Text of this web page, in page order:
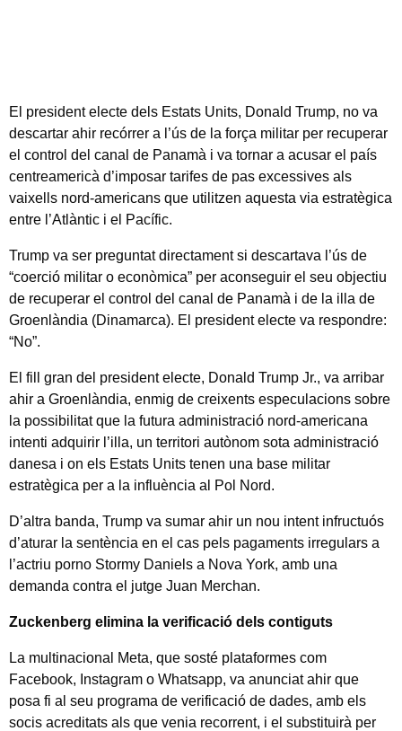
El president electe dels Estats Units, Donald Trump, no va
descartar ahir recórrer a l’ús de la força militar per recuperar
el control del canal de Panamà i va tornar a acusar el país
centreamericà d’imposar tarifes de pas excessives als
vaixells nord-americans que utilitzen aquesta via estratègica
entre l’Atlàntic i el Pacífic.
Trump va ser preguntat directament si descartava l’ús de
“coerció militar o econòmica” per aconseguir el seu objectiu
de recuperar el control del canal de Panamà i de la illa de
Groenlàndia (Dinamarca). El president electe va respondre:
“No”.
El fill gran del president electe, Donald Trump Jr., va arribar
ahir a Groenlàndia, enmig de creixents especulacions sobre
la possibilitat que la futura administració nord-americana
intenti adquirir l’illa, un territori autònom sota administració
danesa i on els Estats Units tenen una base militar
estratègica per a la influència al Pol Nord.
D’altra banda, Trump va sumar ahir un nou intent infructuós
d’aturar la sentència en el cas pels pagaments irregulars a
l’actriu porno Stormy Daniels a Nova York, amb una
demanda contra el jutge Juan Merchan.
Zuckenberg elimina la verificació dels contiguts
La multinacional Meta, que sosté plataformes com
Facebook, Instagram o Whatsapp, va anunciat ahir que
posa fi al seu programa de verificació de dades, amb els
socis acreditats als que venia recorrent, i el substituirà per